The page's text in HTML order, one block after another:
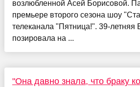
возлюбленной Асей Борисовой.
премьере второго сезона шоу
телеканала "Пятница!". 39-летняя
позировала на ...
"Она давно знала, что браку